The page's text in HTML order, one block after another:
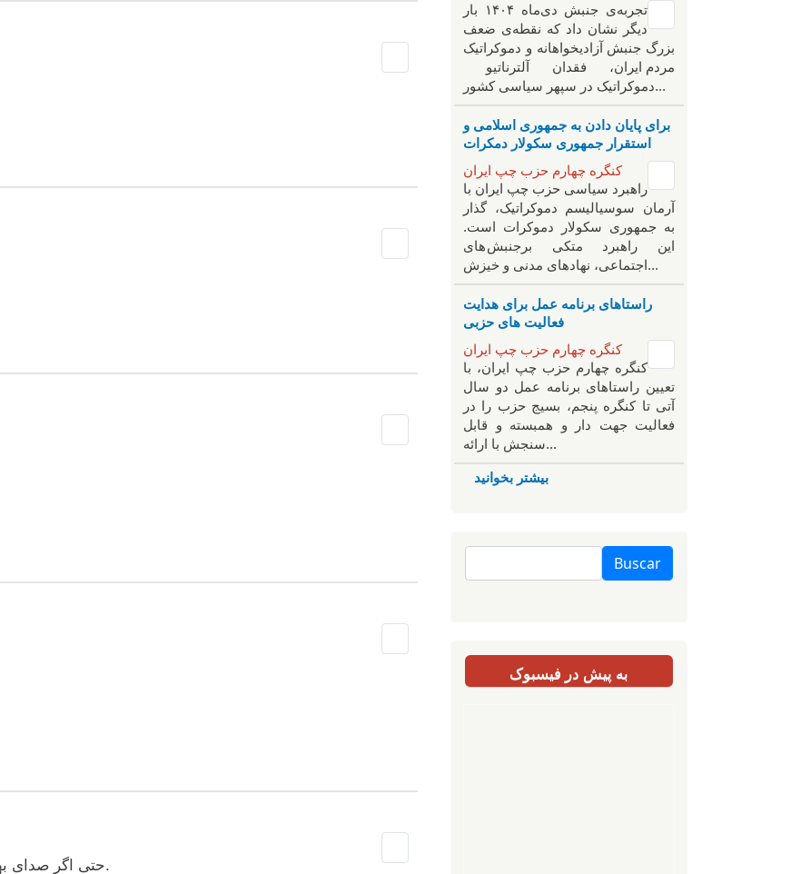
حتی اگر صدای بهار، در میان هیاهوی روزهای سخت گم شده باشد.
تجربه‌ی جنبش دی‌ماه ۱۴۰۴ بار
دیگر نشان داد که نقطه‌ی ضعف
بزرگ جنبش آزادیخواهانه و دموکراتیک
مردم ایران، فقدان آلترناتیو
دموکراتیک در سپهر سیاسی کشور...
برای پایان دادن به جمهوری اسلامی و
استقرار جمهوری سکولار دمکرات
کنگره چهارم حزب چپ ایران
راهبرد سياسی حزب چپ ایران با
آرمان سوسیالیسم دموکراتیک، گذار
به جمهوری سکولار دموکرات است.
این راهبرد متکی برجنبش های
اجتماعی، نهادهای مدنی و خیزش‌...
راستاهای برنامه عمل برای هدایت
فعالیت های حزبی
کنگره چهارم حزب چپ ایران
کنگره چهارم حزب چپ ایران، با
تعیین راستاهای برنامه عمل دو سال
آتی تا کنگره پنجم، بسیج حزب را در
فعالیت جهت دار و همبسته و قابل
سنجش با ارائه...
بیشتر بخوانید
Buscar
به پیش در فیسبوک